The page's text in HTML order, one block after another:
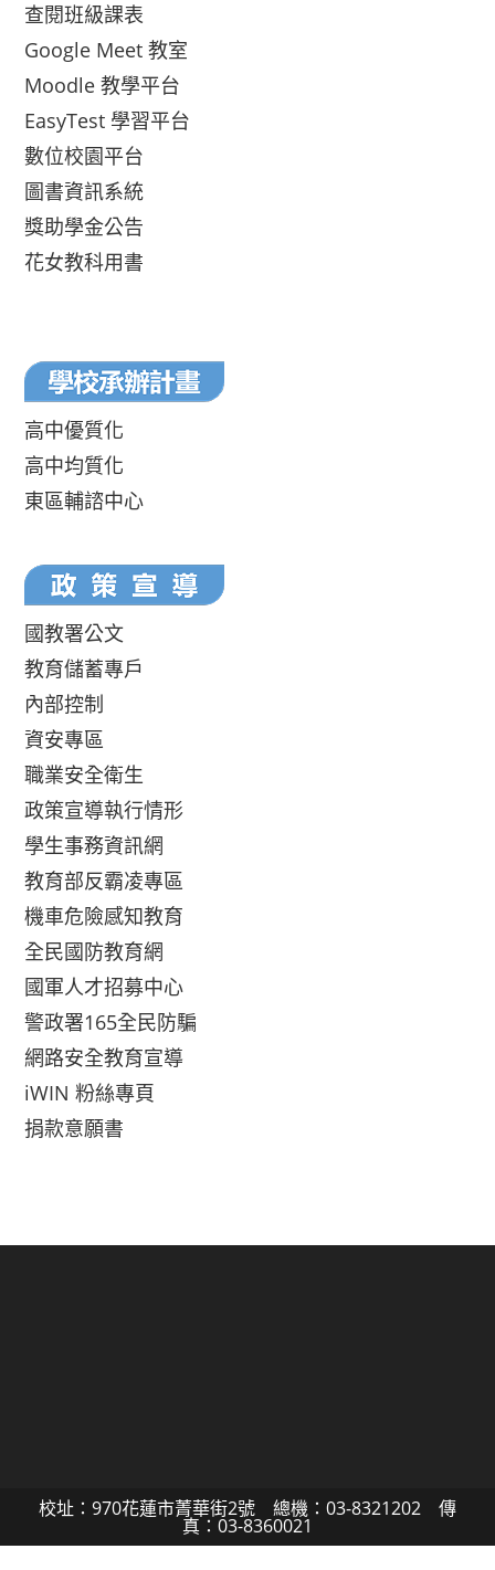
查閱班級課表
Google Meet 教室
Moodle 教學平台
EasyTest 學習平台
數位校園平台
圖書資訊系統
獎助學金公告
花女教科用書
高中優質化
高中均質化
東區輔諮中心
國教署公文
教育儲蓄專戶
內部控制
資安專區
職業安全衛生
政策宣導執行情形
學生事務資訊網
教育部反霸凌專區
機車危險感知教育
全民國防教育網
國軍人才招募中心
警政署165全民防騙
網路安全教育宣導
iWIN 粉絲專頁
捐款意願書
校址：970花蓮市菁華街2號 總機：03-8321202 傳
真：03-8360021